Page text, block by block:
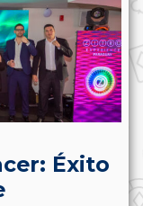
Éxito